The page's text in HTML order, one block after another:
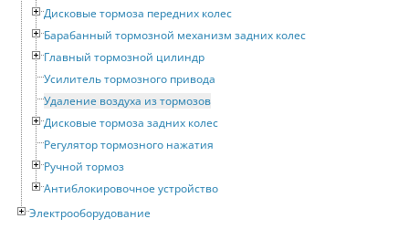
Дисковые тормоза передних колес
Барабанный тормозной механизм задних колес
Главный тормозной цилиндр
Усилитель тормозного привода
Удаление воздуха из тормозов
Дисковые тормоза задних колес
Регулятор тормозного нажатия
Ручной тормоз
Антиблокировочное устройство
Электрооборудование